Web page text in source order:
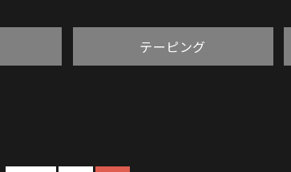
テーピング